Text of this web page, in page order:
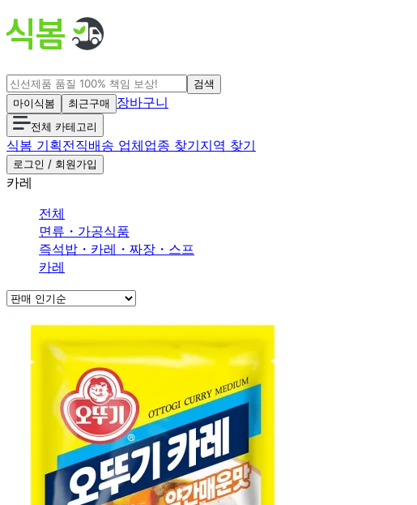
검색
마이식봄
최근구매 장바구니
전체 카테고리
식봄 기획전직배송 업체업종 찾기지역 찾기
로그인 / 회원가입
카레
전체
면류 ・ 가공식품
즉석밥 ・ 카레 ・ 짜장 ・ 스프
카레